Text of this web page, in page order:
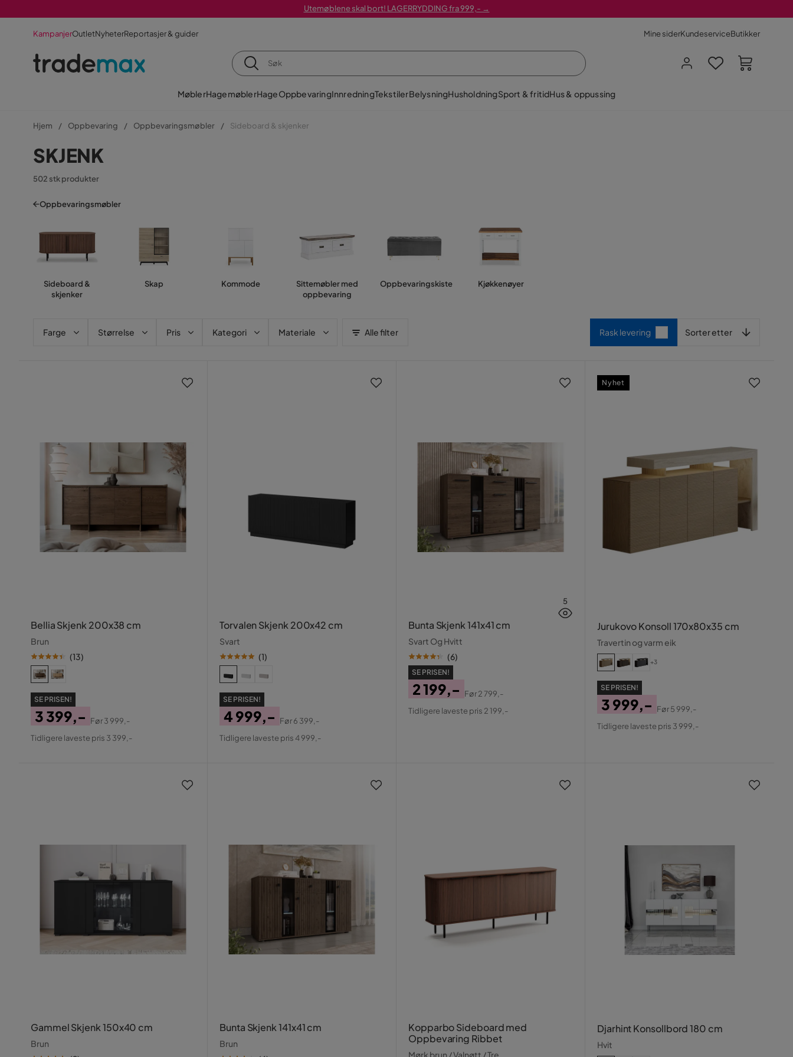
Utemøblene skal bort! LAGERRYDDING fra 999,- →
KampanjerOutletNyheterReportasjer & guider Mine siderKundeserviceButikker
MøblerHagemøblerHageOppbevaringInnredningTekstilerBelysningHusholdningSport & fritidHus & oppussing
Hjem Oppbevaring Oppbevaringsmøbler Sideboard & skjenker
SKJENK
502 stk produkter
Oppbevaringsmøbler
Sideboard &
skjenker
Skap Kommode
Sittemøbler med
oppbevaring
Oppbevaringskiste Kjøkkenøyer
Farge Størrelse Pris Kategori Materiale Alle filter Rask levering Sorter etter
Bellia Skjenk 200x38 cm
Brun
(13)
SE PRISEN!
Pris
3 399,-
Original
Før3 999,-
Tidligere laveste pris 3 399,-
Torvalen Skjenk 200x42 cm
Svart
(1)
SE PRISEN!
Pris
4 999,-
Original
Før6 399,-
Tidligere laveste pris 4 999,-
5
Bunta Skjenk 141x41 cm
Svart Og Hvitt
(6)
SE PRISEN!
Pris
2 199,-
Original
Før2 799,-
Tidligere laveste pris 2 199,-
Jurukovo Konsoll 170x80x35 cm
Travertin og varm eik
+3
SE PRISEN!
Pris
3 999,-
Original
Før5 999,-
Tidligere laveste pris 3 999,-
Nyhet
Gammel Skjenk 150x40 cm
Brun
Bunta Skjenk 141x41 cm
Brun
Kopparbo Sideboard med
Oppbevaring Ribbet
Mørk brun / Valnøtt / Tre
Djarhint Konsollbord 180 cm
Hvit